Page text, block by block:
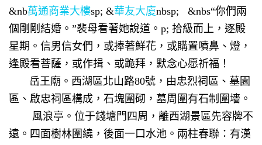
&nb萬通商業大樓sp; &華友大廈nbsp; &nbs“你們兩
個剛剛結婚。”裴母看著她說道。p; 拾級而上，逐殿
星期。信男信女們，或捧著鮮花，或購置噴鼻、燈，
逢殿看菩薩，或作揖、或跪拜，默念心愿祈福！
岳王廟。西湖區北山路80號，由忠烈祠區、墓園
區、啟忠祠區構成，石塊圍砌，墓周圍有石制圍墻。
風浪亭。位于錢塘門四周，離西湖景區先容牌不
遠。四面樹林圍繞，後面一口水池。兩柱春聯：有漢